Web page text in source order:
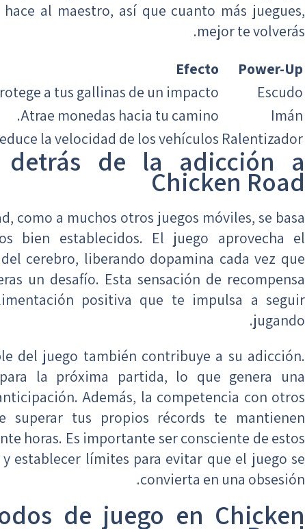
al maestro, así que cuanto más juegues,
mejor te volverás.
Power-Up
Efecto
Escudo
a tus gallinas de un impacto.
Imán
Atrae monedas hacia tu camino.
Ralentizador
la velocidad de los vehículos.
detrás de la adicción a
Chicken Road
como a muchos otros juegos móviles, se basa
bien establecidos. El juego aprovecha el
cerebro, liberando dopamina cada vez que
un desafío. Esta sensación de recompensa
positiva que te impulsa a seguir
jugando.
del juego también contribuye a su adicción.
la próxima partida, lo que genera una
Además, la competencia con otros
superar tus propios récords te mantienen
horas. Es importante ser consciente de estos
establecer límites para evitar que el juego se
convierta en una obsesión.
de juego en Chicken